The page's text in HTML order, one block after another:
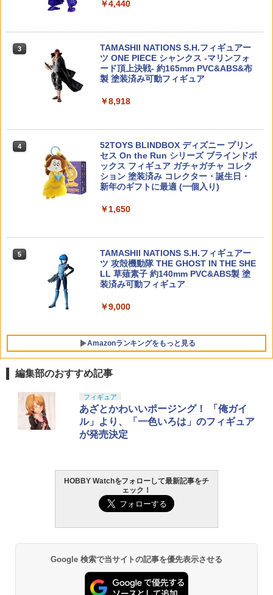
ar Parts Append］ 【KP871】 (プラモ
Blokees ロックマン Champion Class
モデル
￥3,366
犬 置物 シリコン カーオーナメント 車内
アクセサリー インテリア ダッシュボー
ド かわいい フィギュア 雑貨 グッズ 洗え
新車祝い プレゼント ギフト 誕生日 犬好
￥1,680
【ポイント5倍 8/11 1:59まで】すみっコ
海外 大人気 キャラクター ディスプレイ
フィギュア サンエックス San-x
￥5,594
￥1,880
ハンドガンタイプ★TOKYO MARUI 電動
配送可能］
￥1,045
イ・WE・KSC ガスブロGLOCK対応/グ
リップ感アップ！
￥1,180
￥1,200
ヤ タミヤ スペアパーツ ※追跡可能メー
【最強配送】Nancy DJI FPV(2.4Ghz)
SALE】【在庫限り】
ラジコン トラクサス Traxxas 変換コネ
クタ T型 TRX-4 RCパーツ RCアクセサ
リー
￥1,300
￥4,440
3
TAMASHII NATIONS S.H.フィギュアー
ツ ONE PIECE シャンクス -マリンフォ
ード頂上決戦- 約165mm PVC&ABS&布
製 塗装済み可動フィギュア
￥8,918
4
52TOYS BLINDBOX ディズニー プリン
セス On the Run シリーズ ブラインドボ
ックス フィギュア ガチャガチャ コレク
ション 塗装済み コレクター・誕生日・
新年のギフトに最適 (一個入り)
￥1,650
5
TAMASHII NATIONS S.H.フィギュアー
ツ 攻殻機動隊 THE GHOST IN THE SHE
LL 草薙素子 約140mm PVC&ABS製 塗
装済み可動フィギュア
￥9,000
Amazonランキングをもっと見る
BANDAI SPIRITS(バンダイ スピリッツ)
30MS SIS-J00 メルンジャ[カラーA] 色
分け済みプラモデル
￥4,200
BANDAI SPIRITS(バンダイ スピリッツ)
機動警察パトレイバー EZY RG 1/48 AV-
98Plus (イングラム・プラス) 色分け済
マックスファクトリー PLAMATEA MX
ちゃん 組み立て式プラモデル ノンスケ
東京マルイ(TOKYO MARUI) No.25 コル
ト ガバメント HG 18歳以上エアーHOP
ハンドガン
￥3,384
東京マルイ (TOKYO MARUI) ガスブロー
バックマシンガン No.14 20式 5.56mm
小銃 18歳以上 ガスブローバック
￥197,900
東京マルイ(TOKYO MARUI) No.21 H&K
USP HG 18歳以上エアーHOPハンドガン
LOCTITE(ロックタイト) シールはがし
プレミアム 220ml
￥962
GSIクレオス Mr.トップコート 水性プレ
ミアムトップコートスプレー 光沢 88ml
ホビー用仕上材 B601
￥748
タミヤ クラフトツールシリーズ No.123
先細薄刃ニッパー (ゲートカット用) プラ
モデル用工具 74123
編集部のおすすめ記事
フィギュア
あざとかわいいポージング！ 「俺ガイ
ル」より、「一色いろは」のフィギュア
が発売決定
HOBBY Watchをフォローして最新記事をチ
ェック！
Google 検索で当サイトの記事を優先表示させる